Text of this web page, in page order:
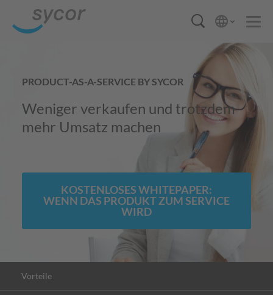
PRODUCT-AS-A-SERVICE BY SYCOR
Weniger verkaufen und trotzdem
mehr Umsatz machen
KOSTENLOSES WHITEPAPER:
WENN DAS PRODUKT ZUM SERVICE
WIRD
Vorteile